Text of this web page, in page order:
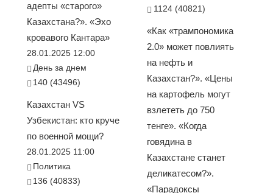
адепты «старого»
Казахстана?». «Эхо
кровавого Кантара»
28.01.2025 12:00
День за днем
140 (43496)
Казахстан VS
Узбекистан: кто круче
по военной мощи?
28.01.2025 11:00
Политика
136 (40833)
1124 (40821)
«Как «трампономика
2.0» может повлиять
на нефть и
Казахстан?». «Цены
на картофель могут
взлететь до 750
тенге». «Когда
говядина в
Казахстане станет
деликатесом?».
«Парадоксы